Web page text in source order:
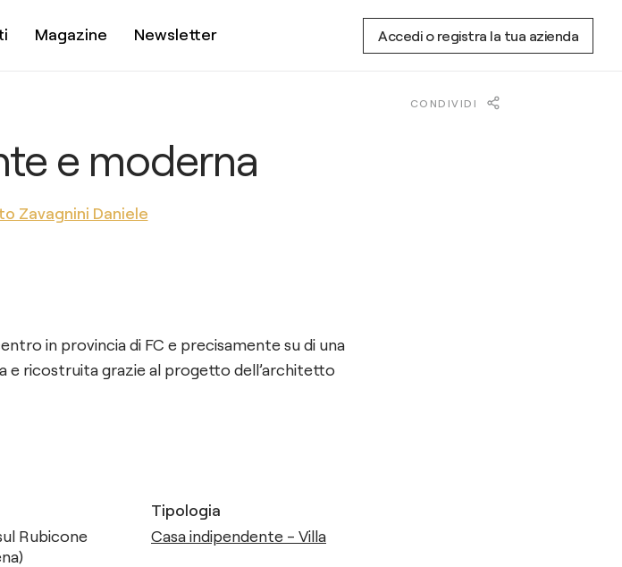
Magazine Newsletter Accedi o registra la tua azienda
CONDIVIDI
e moderna
Zavagnini Daniele
in provincia di FC e precisamente su di una
e ricostruita grazie al progetto dell’architetto
Rubicone
Tipologia
Casa indipendente - Villa